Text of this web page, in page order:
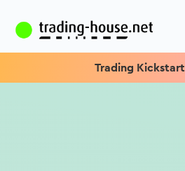
Trading Kickstart: Live